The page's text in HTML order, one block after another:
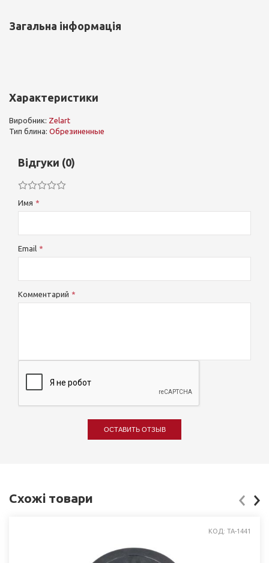
Загальна інформація
Характеристики
Виробник: Zelart
Тип блина: Обрезиненные
Відгуки (0)
Имя
Email
Комментарий
ОСТАВИТЬ ОТЗЫВ
Схожі товари
КОД: ТА-1441